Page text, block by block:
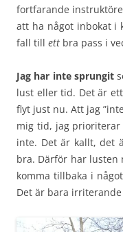
fortfarande
att ha något inbokat i
fall till ett bra pass i
Jag har inte sprungit
lust eller tid. Det är
flyt just nu. Att jag
mig tid, jag
inte. Det är kallt, det
bra. Därför har lusten
komma tillbaka i
Det är bara